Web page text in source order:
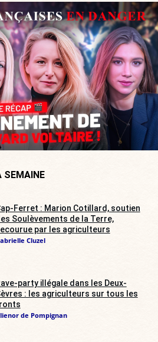
SEMAINE
Ferret : Marion Cotillard, soutien
Soulèvements de la Terre,
par les agriculteurs
Cluzel
party illégale dans les Deux-
: les agriculteurs sur tous les
de Pompignan